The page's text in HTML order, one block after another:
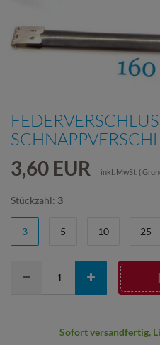
3,60 EUR inkl. MwSt. (
Stückzahl: 3
3 5 10 25
Sofort versandfertig,